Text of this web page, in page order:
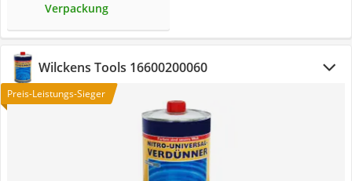
Verpackung
Wilckens Tools 16600200060
Preis-Leistungs-Sieger